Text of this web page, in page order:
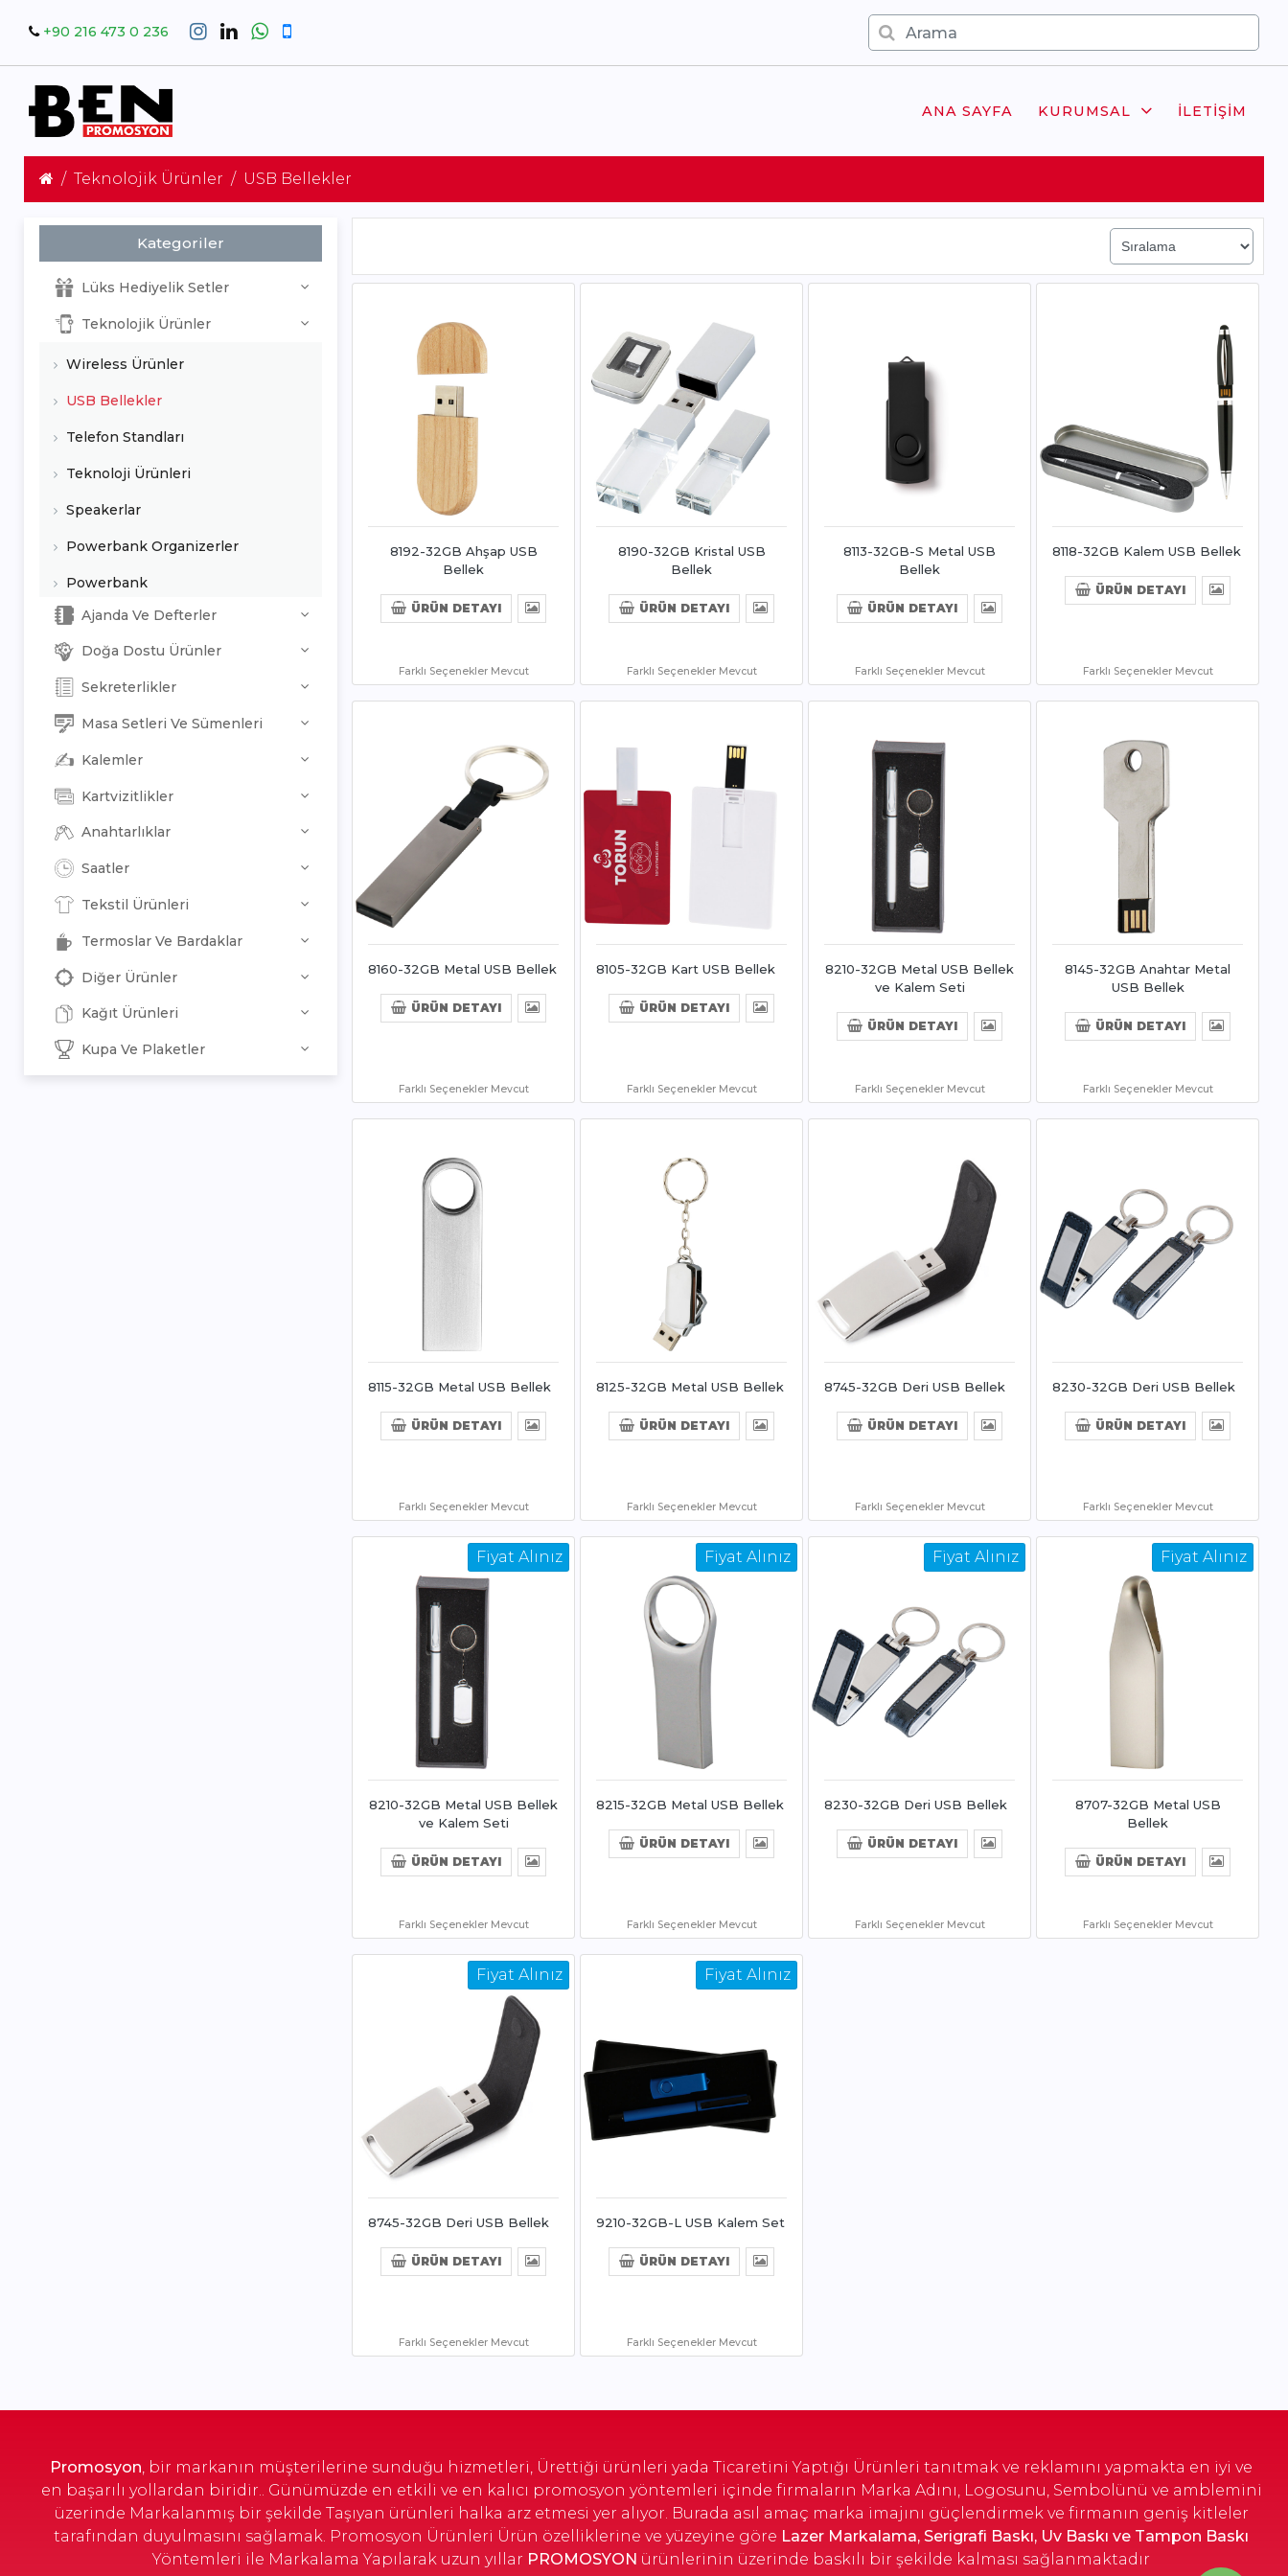
+90 216 473 0 236
ANA SAYFA KURUMSAL İLETIŞIM
Teknolojik Ürünler USB Bellekler
Kategoriler
Lüks Hediyelik Setler
Teknolojik Ürünler
Wireless Ürünler
USB Bellekler
Telefon Standları
Teknoloji Ürünleri
Speakerlar
Powerbank Organizerler
Powerbank
Ajanda Ve Defterler
Doğa Dostu Ürünler
Sekreterlikler
Masa Setleri Ve Sümenleri
Kalemler
Kartvizitlikler
Anahtarlıklar
Saatler
Tekstil Ürünleri
Termoslar Ve Bardaklar
Diğer Ürünler
Kağıt Ürünleri
Kupa Ve Plaketler
8192-32GB Ahşap USB
Bellek
ÜRÜN DETAYI
Farklı Seçenekler Mevcut
8190-32GB Kristal USB
Bellek
ÜRÜN DETAYI
Farklı Seçenekler Mevcut
8113-32GB-S Metal USB
Bellek
ÜRÜN DETAYI
Farklı Seçenekler Mevcut
8118-32GB Kalem USB Bellek
ÜRÜN DETAYI
Farklı Seçenekler Mevcut
8160-32GB Metal USB Bellek
ÜRÜN DETAYI
Farklı Seçenekler Mevcut
8105-32GB Kart USB Bellek
ÜRÜN DETAYI
Farklı Seçenekler Mevcut
8210-32GB Metal USB Bellek
ve Kalem Seti
ÜRÜN DETAYI
Farklı Seçenekler Mevcut
8145-32GB Anahtar Metal
USB Bellek
ÜRÜN DETAYI
Farklı Seçenekler Mevcut
8115-32GB Metal USB Bellek
ÜRÜN DETAYI
Farklı Seçenekler Mevcut
8125-32GB Metal USB Bellek
ÜRÜN DETAYI
Farklı Seçenekler Mevcut
8745-32GB Deri USB Bellek
ÜRÜN DETAYI
Farklı Seçenekler Mevcut
8230-32GB Deri USB Bellek
ÜRÜN DETAYI
Farklı Seçenekler Mevcut
Fiyat Alınız
8210-32GB Metal USB Bellek
ve Kalem Seti
ÜRÜN DETAYI
Farklı Seçenekler Mevcut
Fiyat Alınız
8215-32GB Metal USB Bellek
ÜRÜN DETAYI
Farklı Seçenekler Mevcut
Fiyat Alınız
8230-32GB Deri USB Bellek
ÜRÜN DETAYI
Farklı Seçenekler Mevcut
Fiyat Alınız
8707-32GB Metal USB
Bellek
ÜRÜN DETAYI
Farklı Seçenekler Mevcut
Fiyat Alınız
8745-32GB Deri USB Bellek
ÜRÜN DETAYI
Farklı Seçenekler Mevcut
Fiyat Alınız
9210-32GB-L USB Kalem Set
ÜRÜN DETAYI
Farklı Seçenekler Mevcut
Promosyon, bir markanın müşterilerine sunduğu hizmetleri, Ürettiği ürünleri yada Ticaretini Yaptığı Ürünleri tanıtmak ve reklamını yapmakta en iyi ve
en başarılı yollardan biridir.. Günümüzde en etkili ve en kalıcı promosyon yöntemleri içinde firmaların Marka Adını, Logosunu, Sembolünü ve amblemini
üzerinde Markalanmış bir şekilde Taşıyan ürünleri halka arz etmesi yer alıyor. Burada asıl amaç marka imajını güçlendirmek ve firmanın geniş kitleler
tarafından duyulmasını sağlamak. Promosyon Ürünleri Ürün özelliklerine ve yüzeyine göre Lazer Markalama, Serigrafi Baskı, Uv Baskı ve Tampon Baskı
Yöntemleri ile Markalama Yapılarak uzun yıllar PROMOSYON ürünlerinin üzerinde baskılı bir şekilde kalması sağlanmaktadır